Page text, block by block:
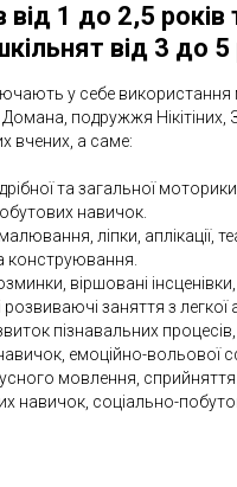
від 1 до 2,5 років
від 3 до 5
у себе використання
подружжя Нікітіних,
вчених, а саме:
та загальної
навичок.
ліпки, аплікації,
конструювання.
віршовані
розвиваючі заняття з легкої
пізнавальних
емоційно-вольової
мовлення, сприйняття
навичок, соціально-